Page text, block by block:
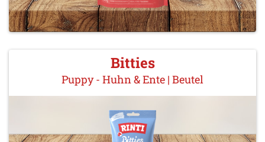
Bitties
Puppy - Huhn & Ente | Beutel